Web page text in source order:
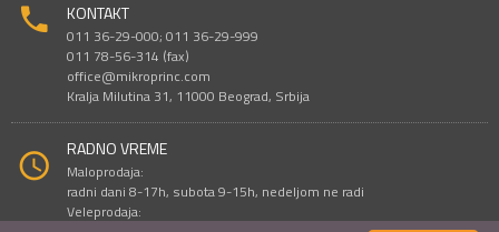
KONTAKT
011 36-29-000; 011 36-29-999
011 78-56-314 (fax)
office@mikroprinc.com
Kralja Milutina 31, 11000 Beograd, Srbija
RADNO VREME
Maloprodaja:
radni dani 8-17h, subota 9-15h, nedeljom ne radi
Veleprodaja: